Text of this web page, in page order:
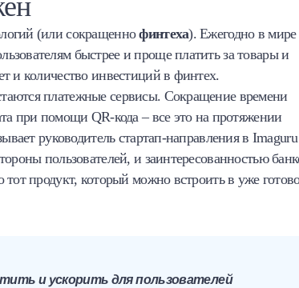
(или сокращеннофинтеха). Ежегодно в мире
быстрее и проще платить за товары и
и количество инвестиций в финтех.
платежные сервисы. Сокращение времени
при помощи QR-кода – все это на протяжении
руководитель стартап-направления в Imaguru
пользователей, и заинтересованностью
продукт, который можно встроить в уже
и ускорить для пользователей